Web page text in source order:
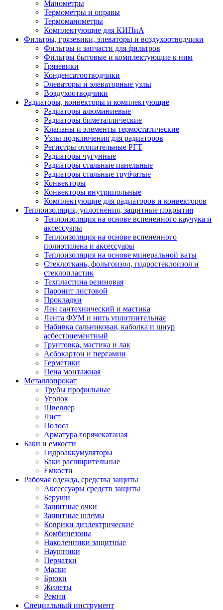
Манометры
Термометры и оправы
Термоманометры
Комплектующие для КИПиА
Фильтры, грязевики, элеваторы и воздухоотводчики
Фильтры и запчасти для фильтров
Фильтры бытовые и комплектующие к ним
Грязевики
Конденсатоотводчики
Элеваторы и элеваторные узлы
Воздухоотводчики
Радиаторы, конвекторы и комплектующие
Радиаторы алюминиевые
Радиаторы биметаллические
Клапаны и элементы термостатические
Узлы подключения для радиаторов
Регистры отопительные РГТ
Радиаторы чугунные
Радиаторы стальные панельные
Радиаторы стальные трубчатые
Конвекторы
Конвекторы внутрипольные
Комплектующие для радиаторов и конвекторов
Теплоизоляция, уплотнения, защитные покрытия
Теплоизоляция на основе вспененного каучука и
аксессуары
Теплоизоляция на основе вспененного
полиэтилена и аксессуары
Теплоизоляция на основе минеральной ваты
Стеклоткань, фольгоизол, гидростеклоизол и
стеклопластик
Техпластина резиновая
Паронит листовой
Прокладки
Лен сантехнический и мастика
Лента ФУМ и нить уплотнительная
Набивка сальниковая, каболка и шнур
асбестоцементный
Грунтовка, мастика и лак
Асбокартон и пергамин
Герметики
Пена монтажная
Металлопрокат
Трубы профильные
Уголок
Швеллер
Лист
Полоса
Арматура горячекатаная
Баки и емкости
Гидроаккумуляторы
Баки расширительные
Ёмкости
Рабочая одежда, средства защиты
Аксессуары средств защиты
Беруши
Защитные очки
Защитные шлемы
Коврики диэлектрические
Комбинезоны
Наколенники защитные
Наушники
Перчатки
Маски
Брюки
Жилеты
Ремни
Специальный инструмент